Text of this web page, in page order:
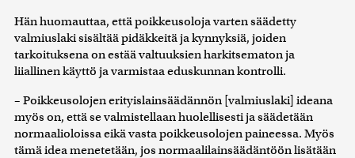
Hän huomauttaa, että poikkeusoloja varten säädetty
valmiuslaki sisältää pidäkkeitä ja kynnyksiä, joiden
tarkoituksena on estää valtuuksien harkitsematon ja
liiallinen käyttö ja varmistaa eduskunnan kontrolli.
– Poikkeusolojen erityislainsäädännön [valmiuslaki] ideana
myös on, että se valmistellaan huolellisesti ja säädetään
normaalioloissa eikä vasta poikkeusolojen paineessa. Myös
tämä idea menetetään, jos normaalilainsäädäntöön lisätään